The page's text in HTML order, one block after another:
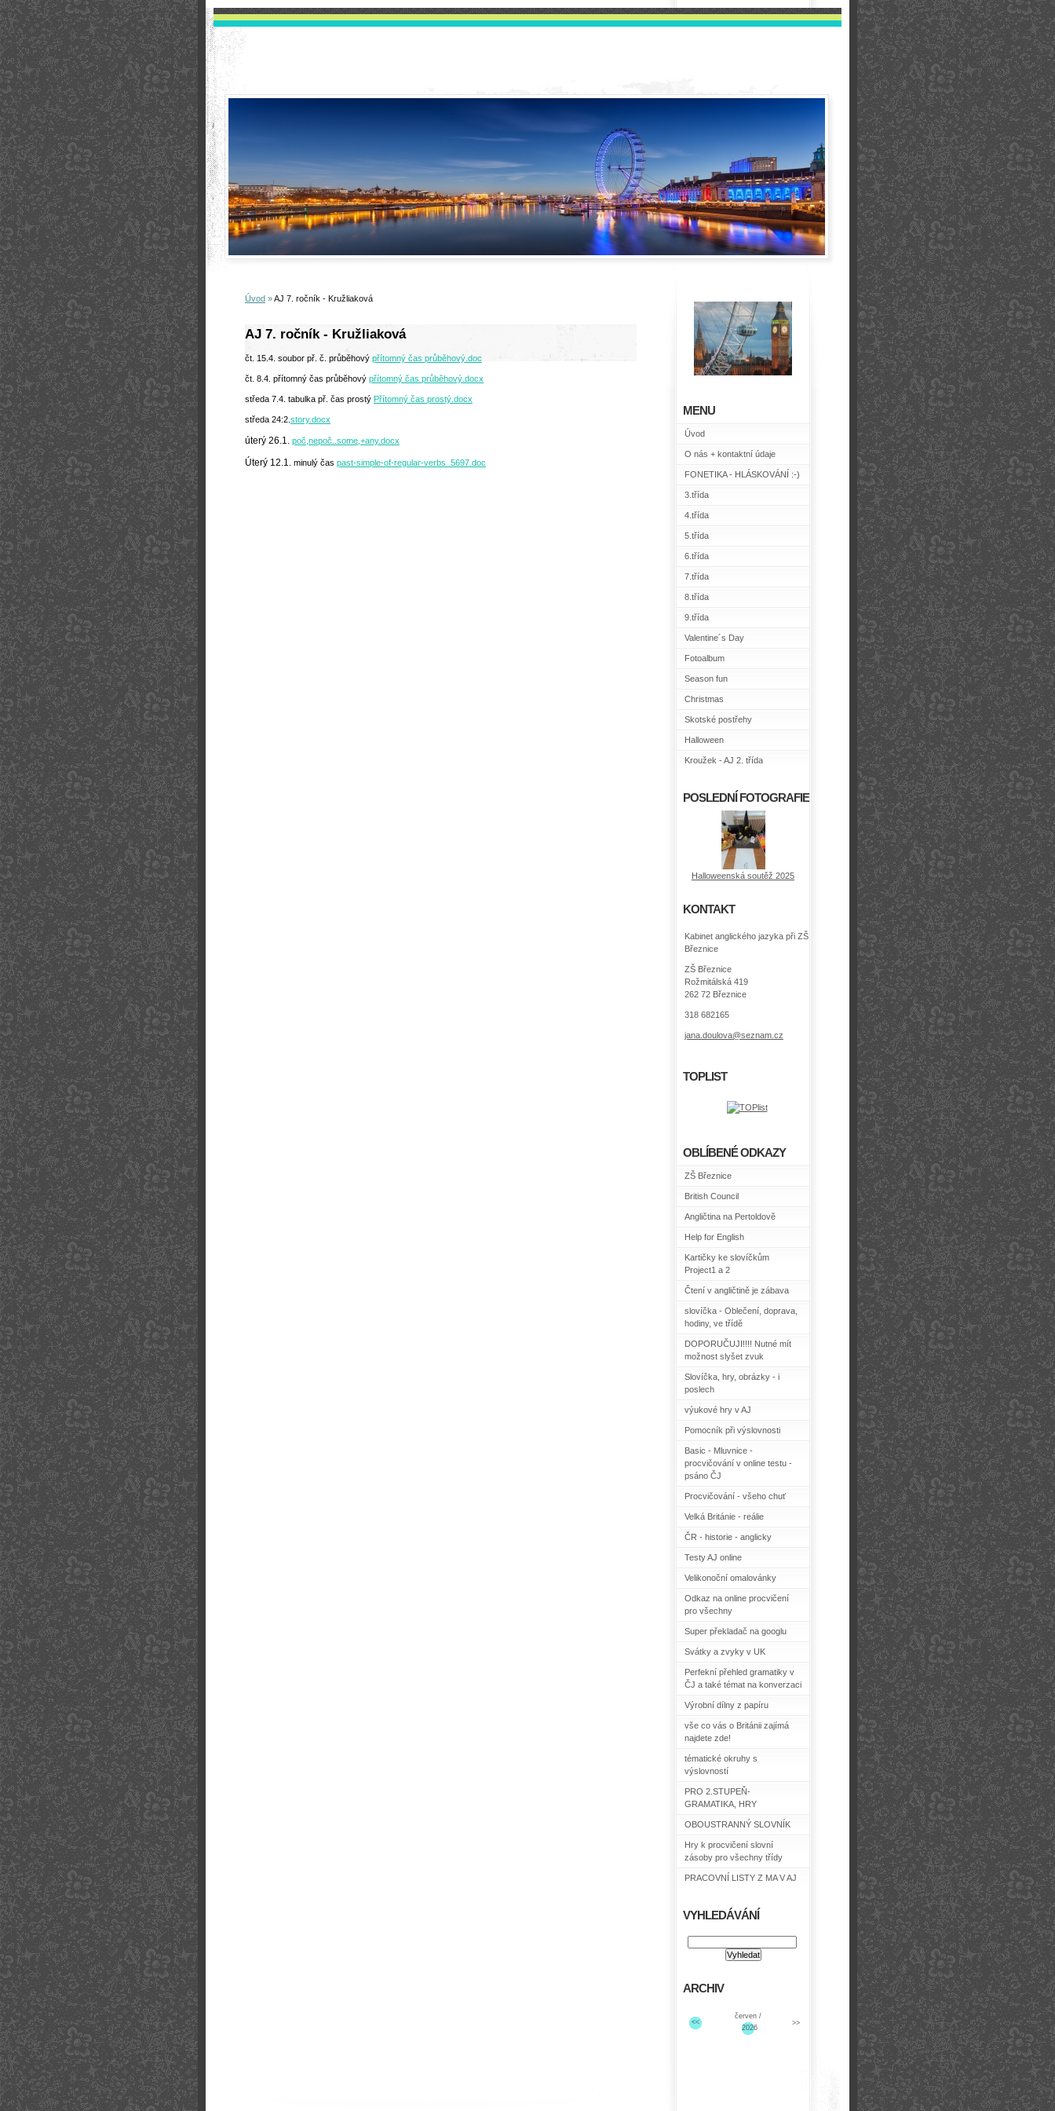
Úvod »AJ 7. ročník - Kružliaková
AJ 7. ročník - Kružliaková
čt. 15.4. soubor př. č. průběhový přítomný čas průběhový.doc
čt. 8.4. přítomný čas průběhový přítomný čas průběhový.docx
středa 7.4. tabulka př. čas prostý Přítomný čas prostý.docx
středa 24:2. story.docx
úterý 26.1. poč,nepoč..some,+any.docx
Úterý 12.1 . minulý čas past-simple-of-regular-verbs_5697.doc
MENU
Úvod
O nás + kontaktní údaje
FONETIKA - HLÁSKOVÁNÍ :-)
3.třída
4.třída
5.třída
6.třída
7.třída
8.třída
9.třída
Valentine´s Day
Fotoalbum
Season fun
Christmas
Skotské postřehy
Halloween
Kroužek - AJ 2. třída
POSLEDNÍ FOTOGRAFIE
Halloweenská soutěž 2025
KONTAKT
Kabinet anglického jazyka při ZŠ
Březnice
ZŠ Březnice
Rožmitálská 419
262 72 Březnice
318 682165
jana.doulova@seznam.cz
TOPLIST
OBLÍBENÉ ODKAZY
ZŠ Březnice
British Council
Angličtina na Pertoldově
Help for English
Kartičky ke slovíčkům
Project1 a 2
Čtení v angličtině je zábava
slovíčka - Oblečení, doprava,
hodiny, ve třídě
DOPORUČUJI!!!! Nutné mít
možnost slyšet zvuk
Slovíčka, hry, obrázky - i
poslech
výukové hry v AJ
Pomocník při výslovnosti
Basic - Mluvnice -
procvičování v online testu -
psáno ČJ
Procvičování - všeho chuť
Velká Británie - reálie
ČR - historie - anglicky
Testy AJ online
Velikonoční omalovánky
Odkaz na online procvičení
pro všechny
Super překladač na googlu
Svátky a zvyky v UK
Perfekní přehled gramatiky v
ČJ a také témat na konverzaci
Výrobní dílny z papíru
vše co vás o Británii zajímá
najdete zde!
tématické okruhy s
výslovností
PRO 2.STUPEŇ-
GRAMATIKA, HRY
OBOUSTRANNÝ SLOVNÍK
Hry k procvičení slovní
zásoby pro všechny třídy
PRACOVNÍ LISTY Z MA V AJ
VYHLEDÁVÁNÍ
ARCHIV
<<
červen /
2026
>>